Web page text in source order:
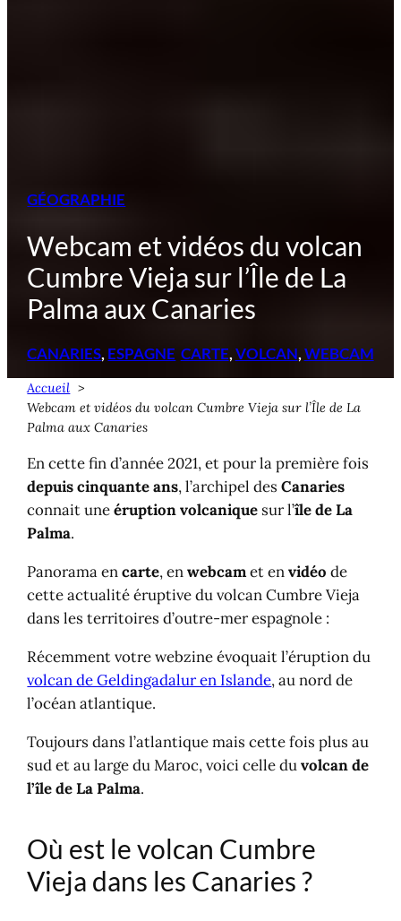
GÉOGRAPHIE
Webcam et vidéos du volcan
Cumbre Vieja sur l’Île de La
Palma aux Canaries
CANARIES, ESPAGNE CARTE, VOLCAN, WEBCAM
Accueil
Webcam et vidéos du volcan Cumbre Vieja sur l’Île de La
Palma aux Canaries
En cette fin d’année 2021, et pour la première fois
depuis cinquante ans, l’archipel desCanaries
connait uneéruption volcanique sur l’île de La
Palma.
Panorama encarte, enwebcamet envidéo de
cette actualité éruptive du volcan Cumbre Vieja
dans les territoires d’outre-mer espagnole :
Récemment votre webzine évoquait l’éruption du
volcan de Geldingadalur en Islande, au nord de
l’océan atlantique.
Toujours dans l’atlantique mais cette fois plus au
sud et au large du Maroc, voici celle duvolcan de
l’île de La Palma.
Où est le volcan Cumbre
Vieja dans les Canaries ?